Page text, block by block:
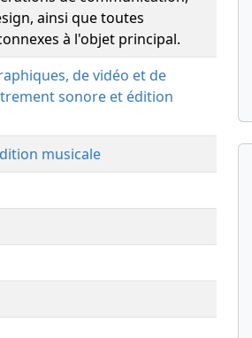
ainsi que toutes
à l'objet principal.
de vidéo et de
sonore et édition
musicale